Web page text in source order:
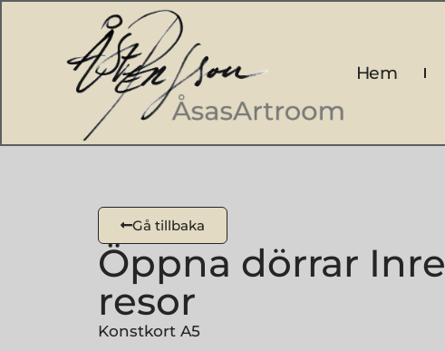
Hem
Gå tillbaka
Öppna dörrar Inre
resor
Konstkort A5